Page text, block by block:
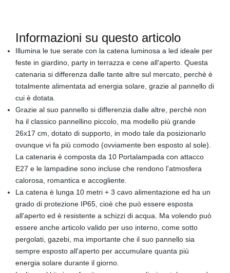
Informazioni su questo articolo
Illumina le tue serate con la catena luminosa a led ideale per
feste in giardino, party in terrazza e cene all'aperto. Questa
catenaria si differenza dalle tante altre sul mercato, perchè è
totalmente alimentata ad energia solare, grazie al pannello di
cui è dotata.
Grazie al suo pannello si differenzia dalle altre, perchè non
ha il classico pannellino piccolo, ma modello più grande
26x17 cm, dotato di supporto, in modo tale da posizionarlo
ovunque vi fa più comodo (ovviamente ben esposto al sole).
La catenaria è composta da 10 Portalampada con attacco
E27 e le lampadine sono incluse che rendono l'atmosfera
calorosa, romantica e accogliente.
La catena è lunga 10 metri + 3 cavo alimentazione ed ha un
grado di protezione IP65, cioè che può essere esposta
all'aperto ed è resistente a schizzi di acqua. Ma volendo può
essere anche articolo valido per uso interno, come sotto
pergolati, gazebi, ma importante che il suo pannello sia
sempre esposto all'aperto per accumulare quanta più
energia solare durante il giorno.